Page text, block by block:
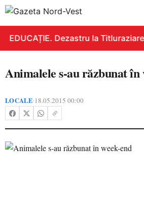
EDUCAȚIE. Dezastru la
Animalele s-au răzbunat în
LOCALE•18.05.2015 00:00